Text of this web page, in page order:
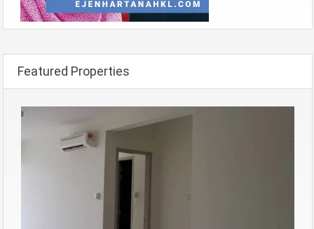
Featured Properties